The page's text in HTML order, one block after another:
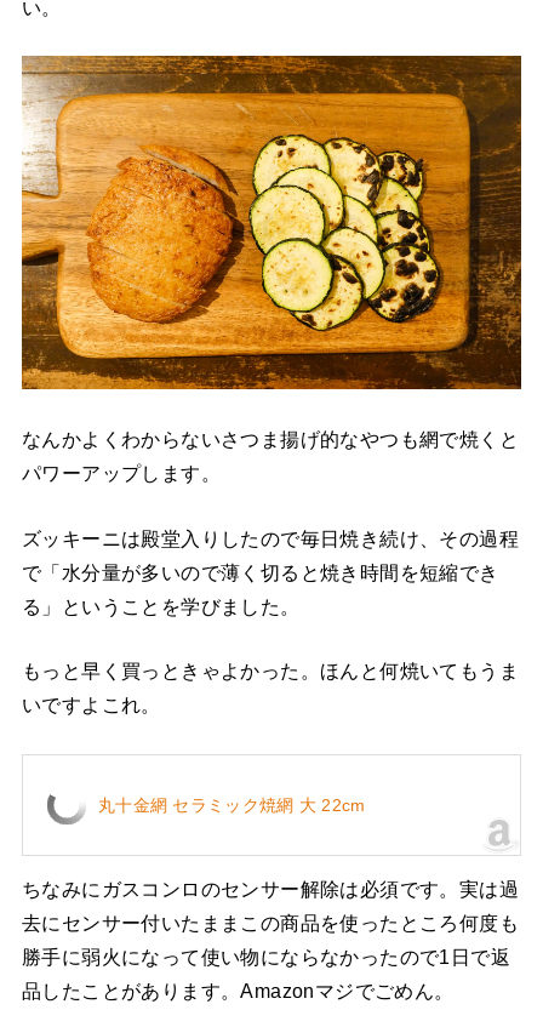
い。
なんかよくわからないさつま揚げ的なやつも網で焼くと
パワーアップします。
ズッキーニは殿堂入りしたので毎日焼き続け、その過程
で「水分量が多いので薄く切ると焼き時間を短縮でき
る」ということを学びました。
もっと早く買っときゃよかった。ほんと何焼いてもうま
いですよこれ。
丸十金網 セラミック焼網 大 22cm
ちなみにガスコンロのセンサー解除は必須です。実は過
去にセンサー付いたままこの商品を使ったところ何度も
勝手に弱火になって使い物にならなかったので1日で返
品したことがあります。Amazonマジでごめん。